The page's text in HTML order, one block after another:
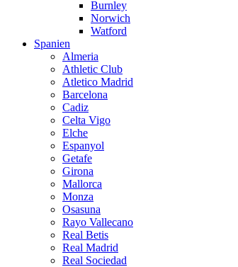
Burnley
Norwich
Watford
Spanien
Almeria
Athletic Club
Atletico Madrid
Barcelona
Cadiz
Celta Vigo
Elche
Espanyol
Getafe
Girona
Mallorca
Monza
Osasuna
Rayo Vallecano
Real Betis
Real Madrid
Real Sociedad